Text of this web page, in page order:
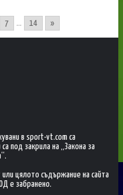
7 ... 14 »
в sport-vt.com са
под закрила на „Закона за
или цялото съдържание на сайта
е забранено.